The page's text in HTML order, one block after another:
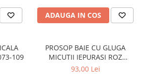
ADAUGA IN COS
109
PROSOP BAIE CU GLUGA
MICUTII IEPURASI ROZ
80x80CM KR-008-104
93,00 Lei